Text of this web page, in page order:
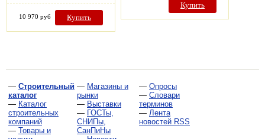
10 970 руб Купить
Купить
— Строительный
каталог
— Каталог
строительных
компаний
— Товары и
— Магазины и
рынки
— Выставки
— ГОСТы,
СНИПы,
СанПиНы
— Опросы
— Словари
терминов
— Лента
новостей RSS